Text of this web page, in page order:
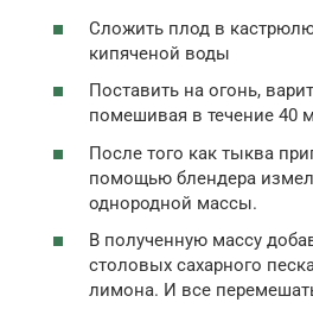
Сложить плод в
кипяченой воды
Поставить на огонь,
помешивая в течение 40
После того как тыква
помощью блендера
однородной массы.
В полученную массу
столовых сахарного
лимона. И все